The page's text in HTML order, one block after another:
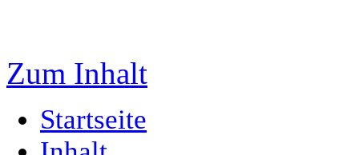
Zum Inhalt
Startseite